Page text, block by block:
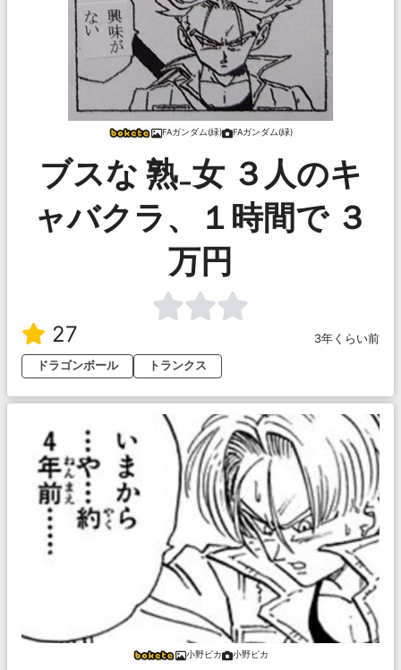
FAガンダム(緑) FAガンダム(緑)
ブスな 熟₋女 ３人のキ
ャバクラ、１時間で ３
万円
27
3年くらい前
ドラゴンボール
トランクス
小野ピカ 小野ピカ